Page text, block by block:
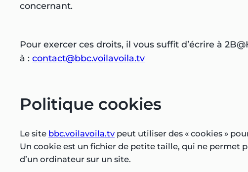
concernant.
Pour exercer ces droits, il vous suffit d’écrire à
à : contact@bbc.voilavoila.tv
Politique cookies
Le site bbc.voilavoila.tv peut utiliser des « cookies »
Un cookie est un fichier de petite taille, qui ne permet
d’un ordinateur sur un site.